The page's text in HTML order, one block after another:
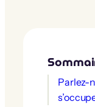
Parlez-